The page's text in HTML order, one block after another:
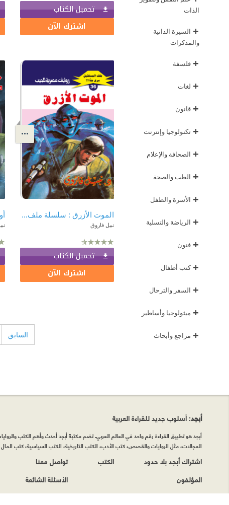
الذات
+ السيرة الذاتية
والمذكرات
+ فلسفة
+ لغات
+ قانون
+ تكنولوجيا وإنترنت
+ الصحافة والإعلام
+ الطب والصحة
+ الأسرة والطفل
+ الرياضة والتسلية
+ فنون
+كتب أطفال
+ السفر والترحال
+ ميثولوجيا وأساطير
+ مراجع وأبحاث
تحميل الكتاب
اشترك الآن
الموت الأزرق : سلسلة ملف المستقبل - سري جدًا 36
نبيل فاروق
تحميل الكتاب
اشترك الآن
السابق
أبجد: أسلوب جديد للقراءة العربية
أبجد هو تطبيق القراءة رقم واحد في العالم العربي. تضم مكتبة أبجد أحدث وأهم الكتب
المجالات، مثل الروايات والقصص، كتب الأدب، الكتب التاريخية، الكتب السياسية، كتب
اشتراك أبجد بلا حدود
المؤلفون
الكتب
تواصل معنا
الأسئلة الشائعة